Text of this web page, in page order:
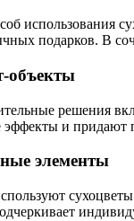
использования
подарков. В
объекты
решения
и придают
элементы